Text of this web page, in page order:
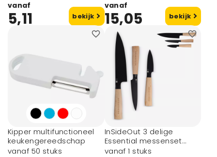
vanaf
5,11 bekijk
vanaf
15,05 bekijk
Kipper multifunctioneel
keukengereedschap
vanaf 50 stuks
InSideOut 3 delige
Essential messenset
Ravn
vanaf 1 stuks